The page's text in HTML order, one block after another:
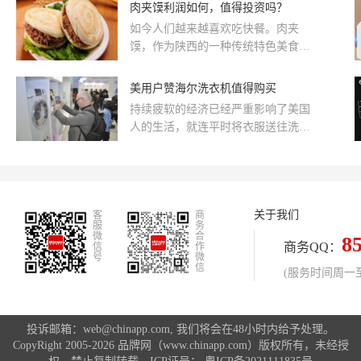
兴，是一家专注于全屋吊顶，背景墙
面，智能电器，阳台定制生产及销售
肉夹馍利润如何，值得投资吗？
如今人们越来越喜欢吃快餐。肉夹
馍，作为陕西的一种传统特色美食。
人民的喜爱。那肉夹馍的制作成本高
吗？
美用户赞海尔洗衣机值得购买
持续疲软的经济已经严重影响了美国
人的生活，就连平时将衣服送往洗衣
客
服
微
信
号
商
务
合
作
微
信
关于我们
商务QQ：
(服务时间周一
投诉邮箱：web@chinapp.com, 我们将会在48小时内给予处理。
CopyRight 2005-2026 品牌网（www.chinapp.com）版权所有，未经授